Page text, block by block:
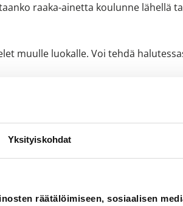
Yksityiskohdat
räätälöimiseen, sosiaalisen
raaka-ainetta koulunne lähellä
muulle luokalle. Voi tehdä